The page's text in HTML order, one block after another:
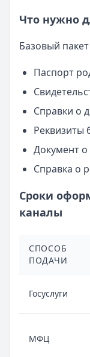
Что нужно
Базовый
Паспорт
Справки о
Реквизиты
Документ о
Справка о
Сроки
каналы
СПОСОБ
ПОДАЧИ
Госуслуги
МФЦ